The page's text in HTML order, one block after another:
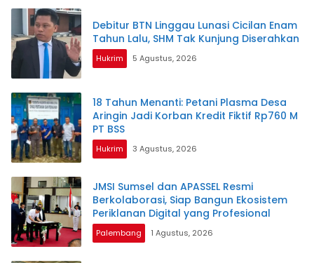
Debitur BTN Linggau Lunasi Cicilan Enam
Tahun Lalu, SHM Tak Kunjung Diserahkan
Hukrim 5 Agustus, 2026
18 Tahun Menanti: Petani Plasma Desa
Aringin Jadi Korban Kredit Fiktif Rp760 M
PT BSS
Hukrim 3 Agustus, 2026
JMSI Sumsel dan APASSEL Resmi
Berkolaborasi, Siap Bangun Ekosistem
Periklanan Digital yang Profesional
Palembang 1 Agustus, 2026